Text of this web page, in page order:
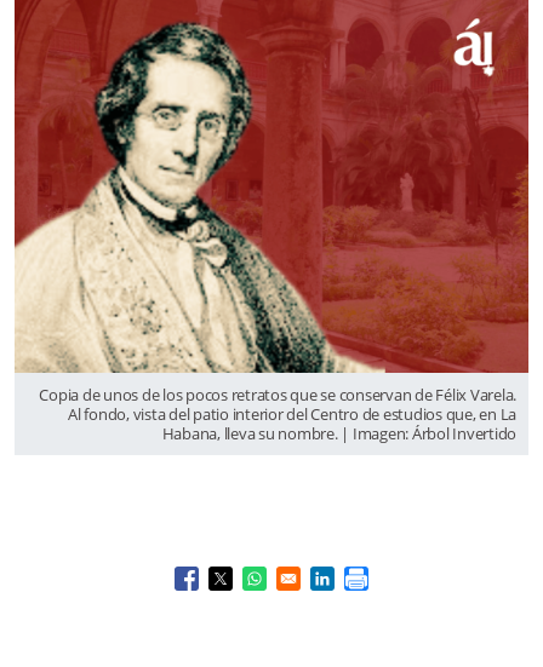
Copia de unos de los pocos retratos que se conservan de Félix Varela.
Al fondo, vista del patio interior del Centro de estudios que, en La
Habana, lleva su nombre. | Imagen: Árbol Invertido
Opens in a new window
Opens in a new window
Opens in a new window
Opens in a new window